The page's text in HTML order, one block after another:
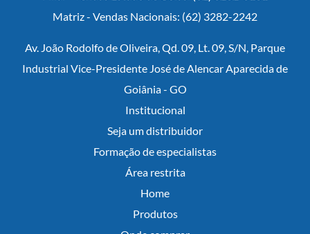
Matriz - Vendas Nacionais: (62) 3282-2242
Av. João Rodolfo de Oliveira, Qd. 09, Lt. 09, S/N, Parque
Industrial Vice-Presidente José de Alencar Aparecida de
Goiânia - GO
Institucional
Seja um distribuidor
Formação de especialistas
Área restrita
Home
Produtos